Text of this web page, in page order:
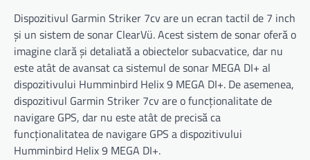
Dispozitivul Garmin Striker 7cv are un ecran tactil de 7 inch
și un sistem de sonar ClearVü. Acest sistem de sonar oferă o
imagine clară și detaliată a obiectelor subacvatice, dar nu
este atât de avansat ca sistemul de sonar MEGA DI+ al
dispozitivului Humminbird Helix 9 MEGA DI+. De asemenea,
dispozitivul Garmin Striker 7cv are o funcționalitate de
navigare GPS, dar nu este atât de precisă ca
funcționalitatea de navigare GPS a dispozitivului
Humminbird Helix 9 MEGA DI+.